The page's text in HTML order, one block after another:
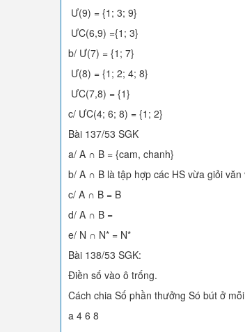
Ư(9) = {1; 3; 9}
ƯC(6,9) ={1; 3}
b/ Ư(7) = {1; 7}
Ư(8) = {1; 2; 4; 8}
ƯC(7,8) = {1}
c/ ƯC(4; 6; 8) = {1; 2}
Bài 137/53 SGK
a/ A ∩ B = {cam, chanh}
b/ A ∩ B là tập hợp các HS vừa giỏi
c/ A ∩ B = B
d/ A ∩ B =
e/ N ∩ N* = N*
Bài 138/53 SGK:
Điền số vào ô trống.
Cách chia Số phần thưởng Só bút ở
a 4 6 8